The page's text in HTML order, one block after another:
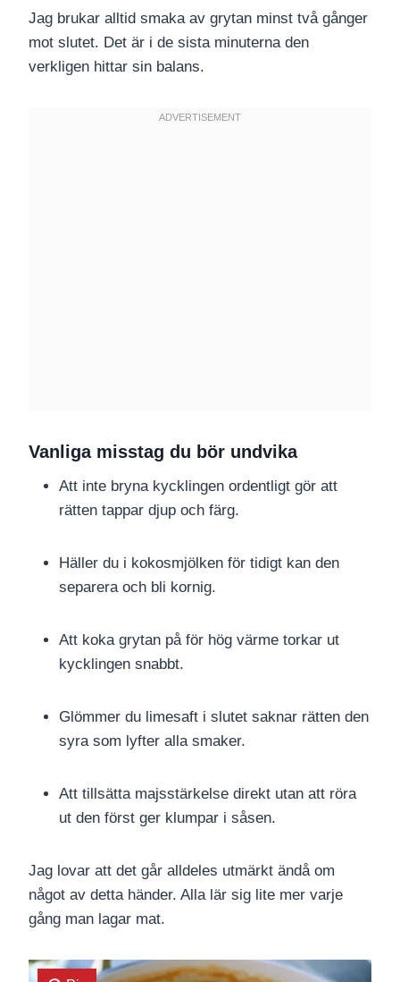
Jag brukar alltid smaka av grytan minst två gånger
mot slutet. Det är i de sista minuterna den
verkligen hittar sin balans.
Vanliga misstag du bör undvika
Att inte bryna kycklingen ordentligt gör att
rätten tappar djup och färg.
Häller du i kokosmjölken för tidigt kan den
separera och bli kornig.
Att koka grytan på för hög värme torkar ut
kycklingen snabbt.
Glömmer du limesaft i slutet saknar rätten den
syra som lyfter alla smaker.
Att tillsätta majsstärkelse direkt utan att röra
ut den först ger klumpar i såsen.
Jag lovar att det går alldeles utmärkt ändå om
något av detta händer. Alla lär sig lite mer varje
gång man lagar mat.